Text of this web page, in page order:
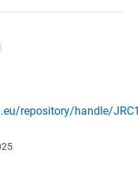
repository/handle/